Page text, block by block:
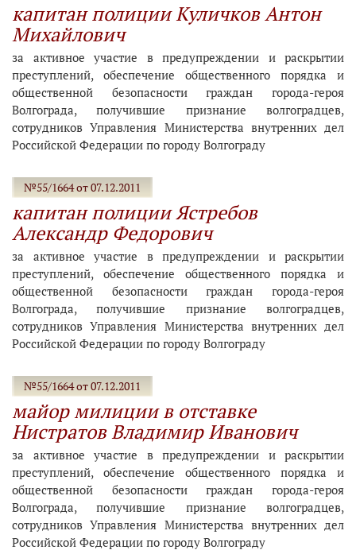
капитан полиции Куличков Антон
Михайлович
за активное участие в предупреждении и раскрытии
преступлений, обеспечение общественного порядка и
общественной безопасности граждан города-героя
Волгограда, получившие признание волгоградцев,
сотрудников Управления Министерства внутренних дел
Российской Федерации по городу Волгограду
№55/1664 от 07.12.2011
капитан полиции Ястребов
Александр Федорович
за активное участие в предупреждении и раскрытии
преступлений, обеспечение общественного порядка и
общественной безопасности граждан города-героя
Волгограда, получившие признание волгоградцев,
сотрудников Управления Министерства внутренних дел
Российской Федерации по городу Волгограду
№55/1664 от 07.12.2011
майор милиции в отставке
Нистратов Владимир Иванович
за активное участие в предупреждении и раскрытии
преступлений, обеспечение общественного порядка и
общественной безопасности граждан города-героя
Волгограда, получившие признание волгоградцев,
сотрудников Управления Министерства внутренних дел
Российской Федерации по городу Волгограду